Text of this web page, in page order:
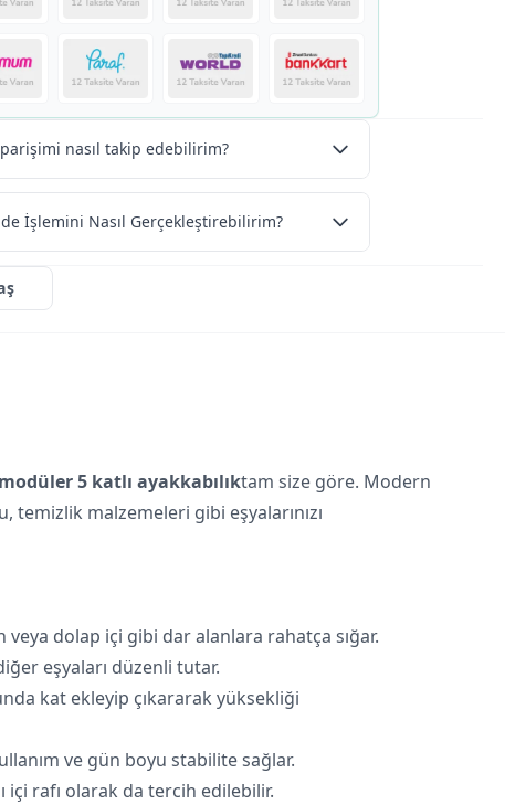
nasıl takip edebilirim?
İşlemini Nasıl Gerçekleştirebilirim?
modüler 5 katlı ayakkabılıktam size göre. Modern
temizlik malzemeleri gibi eşyalarınızı
dolap içi gibi dar alanlara rahatça sığar.
eşyaları düzenli tutar.
kat ekleyip çıkararak yüksekliği
ve gün boyu stabilite sağlar.
içi rafı olarak da tercih edilebilir.